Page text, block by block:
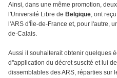
Ainsi, dans une même promotion,
l'Université Libre de Belgique, ont
l'ARS d'Île-de-France et, pour l'autre,
de-Calais.
Aussi il souhaiterait obtenir quelques
d''application du décret suscité et lui
dissemblables des ARS, réparties sur